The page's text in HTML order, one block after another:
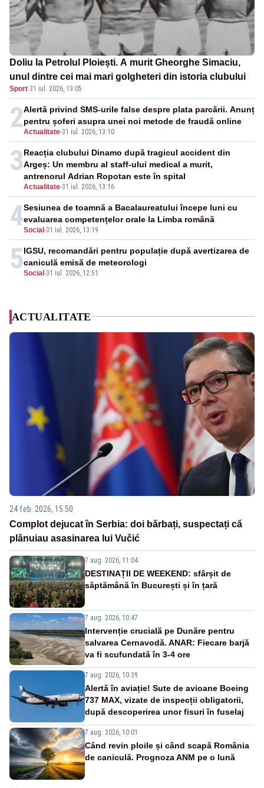
Doliu la Petrolul Ploiești. A murit Gheorghe Simaciu,
unul dintre cei mai mari golgheteri din istoria clubului
Sport·31 iul. 2026, 13:05
2Actualitate-31 iul. 2026, 13:10
Alertă privind SMS-urile false despre plata parcării. Anunț
pentru șoferi asupra unei noi metode de fraudă online
3
Actualitate-31 iul. 2026, 13:16
Reacția clubului Dinamo după tragicul accident din
Argeș: Un membru al staff-ului medical a murit,
antrenorul Adrian Ropotan este în spital
4Social-31 iul. 2026, 13:19
Sesiunea de toamnă a Bacalaureatului începe luni cu
evaluarea competențelor orale la Limba română
5Social-31 iul. 2026, 12:51
IGSU, recomandări pentru populație după avertizarea de
caniculă emisă de meteorologi
ACTUALITATE
24 feb. 2026, 15:50
Complot dejucat în Serbia: doi bărbați, suspectați că
plănuiau asasinarea lui Vučić
7 aug. 2026, 11:04
DESTINAȚII DE WEEKEND: sfârșit de
săptămână în București și în țară
7 aug. 2026, 10:47
Intervenție crucială pe Dunăre pentru
salvarea Cernavodă. ANAR: Fiecare barjă
va fi scufundată în 3-4 ore
7 aug. 2026, 10:39
Alertă în aviație! Sute de avioane Boeing
737 MAX, vizate de inspecții obligatorii,
după descoperirea unor fisuri în fuselaj
7 aug. 2026, 10:01
Când revin ploile și când scapă România
de caniculă. Prognoza ANM pe o lună